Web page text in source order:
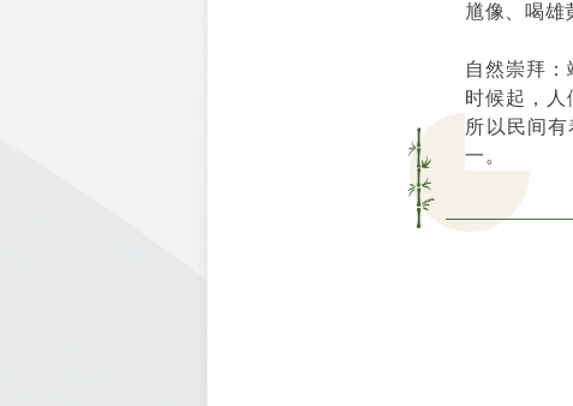
馗像、喝雄
自然崇拜
时候起，人
所以民间
一。